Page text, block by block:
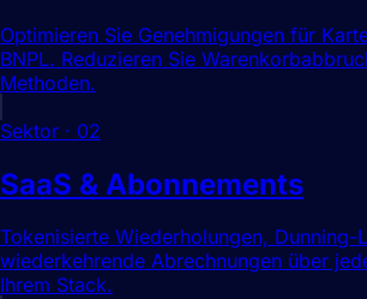
Optimieren Sie Genehmigungen für
BNPL. Reduzieren Sie
Methoden.
Sektor · 02
SaaS & Abonnements
Tokenisierte Wiederholungen, Dunning-
wiederkehrende Abrechnungen über
Ihrem Stack.